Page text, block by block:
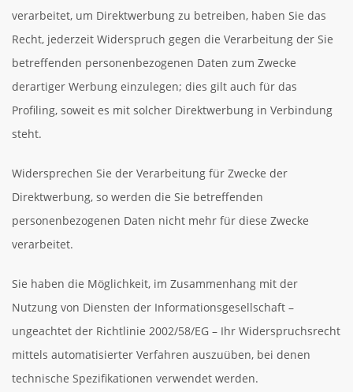
verarbeitet, um Direktwerbung zu betreiben, haben Sie das
Recht, jederzeit Widerspruch gegen die Verarbeitung der Sie
betreffenden personenbezogenen Daten zum Zwecke
derartiger Werbung einzulegen; dies gilt auch für das
Profiling, soweit es mit solcher Direktwerbung in Verbindung
steht.
Widersprechen Sie der Verarbeitung für Zwecke der
Direktwerbung, so werden die Sie betreffenden
personenbezogenen Daten nicht mehr für diese Zwecke
verarbeitet.
Sie haben die Möglichkeit, im Zusammenhang mit der
Nutzung von Diensten der Informationsgesellschaft –
ungeachtet der Richtlinie 2002/58/EG – Ihr Widerspruchsrecht
mittels automatisierter Verfahren auszuüben, bei denen
technische Spezifikationen verwendet werden.